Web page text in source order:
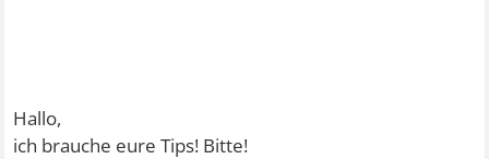
Hallo,
ich brauche eure Tips! Bitte!